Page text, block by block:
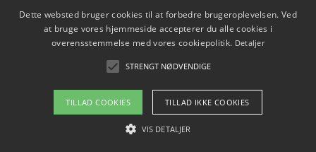
Sådan skaber du et bæredygtigt hjem med familien i
Copyright 2026 - Pilanto Aps
Om / kontakt
Dette websted bruger cookies til at forbedre brugeroplevelsen. Ved
at bruge vores hjemmeside accepterer du alle cookies i
overensstemmelse med vores cookiepolitik. Detaljer
STRENGT NØDVENDIGE
TILLAD COOKIES TILLAD IKKE COOKIES
VIS DETALJER